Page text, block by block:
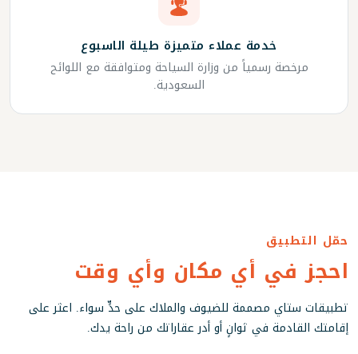
خدمة عملاء متميزة طيلة الاسبوع
مرخصة رسمياً من وزارة السياحة ومتوافقة مع اللوائح
السعودية.
حمّل التطبيق
احجز في أي مكان وأي وقت
تطبيقات ستاي مصممة للضيوف والملاك على حدٍّ سواء. اعثر على
إقامتك القادمة في ثوانٍ أو أدر عقاراتك من راحة يدك.